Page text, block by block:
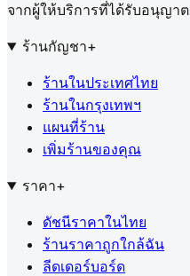
จากผู้ให้บริการที่ได้รับอนุญาต
ร้านกัญชา+
ร้านในประเทศไทย
ร้านในกรุงเทพฯ
แผนที่ร้าน
เพิ่มร้านของคุณ
ราคา+
ดัชนีราคาในไทย
ร้านราคาถูกใกล้ฉัน
ลีดเดอร์บอร์ด